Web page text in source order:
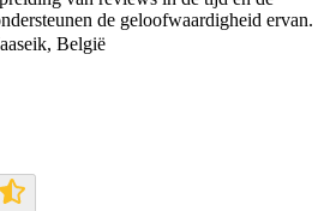
de geloofwaardigheid ervan.
België